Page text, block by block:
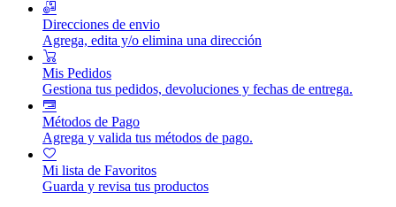
Direcciones de envio
Agrega, edita y/o elimina una dirección
Mis Pedidos
Gestiona tus pedidos, devoluciones y fechas de entrega.
Métodos de Pago
Agrega y valida tus métodos de pago.
Mi lista de Favoritos
Guarda y revisa tus productos